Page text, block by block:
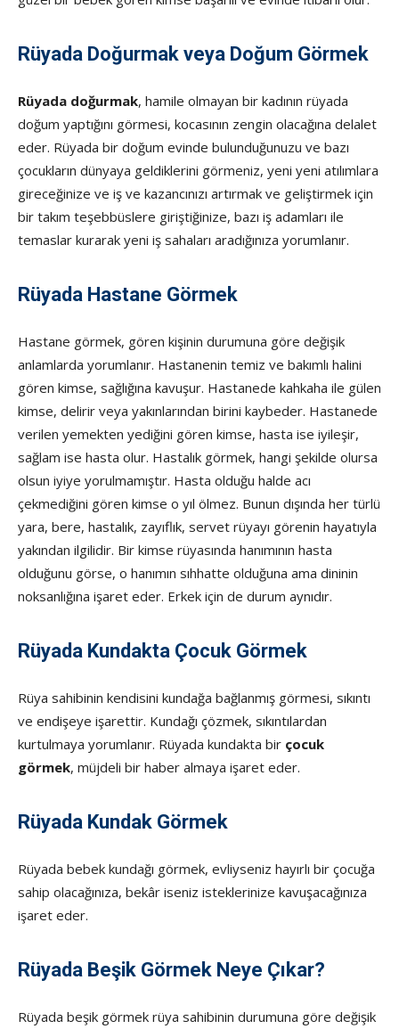
Rüyada Doğurmak veya Doğum Görmek
Rüyada doğurmak, hamile olmayan bir kadının rüyada
doğum yaptığını görmesi, kocasının zengin olacağına delalet
eder. Rüyada bir doğum evinde bulunduğunuzu ve bazı
çocukların dünyaya geldiklerini görmeniz, yeni yeni atılımlara
gireceğinize ve iş ve kazancınızı artırmak ve geliştirmek için
bir takım teşebbüslere giriştiğinize, bazı iş adamları ile
temaslar kurarak yeni iş sahaları aradığınıza yorumlanır.
Rüyada Hastane Görmek
Hastane görmek, gören kişinin durumuna göre değişik
anlamlarda yorumlanır. Hastanenin temiz ve bakımlı halini
gören kimse, sağlığına kavuşur. Hastanede kahkaha ile gülen
kimse, delirir veya yakınlarından birini kaybeder. Hastanede
verilen yemekten yediğini gören kimse, hasta ise iyileşir,
sağlam ise hasta olur. Hastalık görmek, hangi şekilde olursa
olsun iyiye yorulmamıştır. Hasta olduğu halde acı
çekmediğini gören kimse o yıl ölmez. Bunun dışında her türlü
yara, bere, hastalık, zayıflık, servet rüyayı görenin hayatıyla
yakından ilgilidir. Bir kimse rüyasında hanımının hasta
olduğunu görse, o hanımın sıhhatte olduğuna ama dininin
noksanlığına işaret eder. Erkek için de durum aynıdır.
Rüyada Kundakta Çocuk Görmek
Rüya sahibinin kendisini kundağa bağlanmış görmesi, sıkıntı
ve endişeye işarettir. Kundağı çözmek, sıkıntılardan
kurtulmaya yorumlanır. Rüyada kundakta bir çocuk
görmek, müjdeli bir haber almaya işaret eder.
Rüyada Kundak Görmek
Rüyada bebek kundağı görmek, evliyseniz hayırlı bir çocuğa
sahip olacağınıza, bekâr iseniz isteklerinize kavuşacağınıza
işaret eder.
Rüyada Beşik Görmek Neye Çıkar?
Rüyada beşik görmek rüya sahibinin durumuna göre değişik